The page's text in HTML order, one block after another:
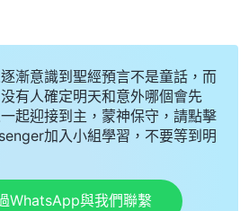
漸意識到聖經預言不是童話，而
有人確定明天和意外哪個會先
起迎接到主，蒙神保守，請點擊
加入小組學習，不要等到明
WhatsApp與我們聯繫